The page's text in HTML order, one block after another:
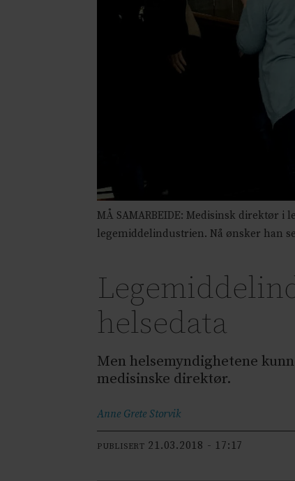
MÅ SAMARBEIDE: Medisinsk direktør
legemiddelindustrien. Nå ønsker han
helsedata
Men helsemyndighetene
medisinske direktør.
Anne Grete Storvik
PUBLISERT 21.03.2018 - 17:17